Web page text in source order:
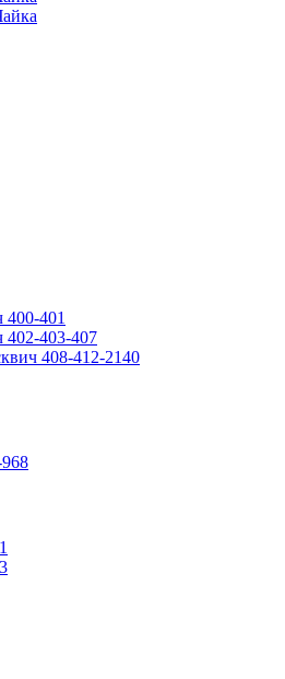
401
403-407
408-412-2140